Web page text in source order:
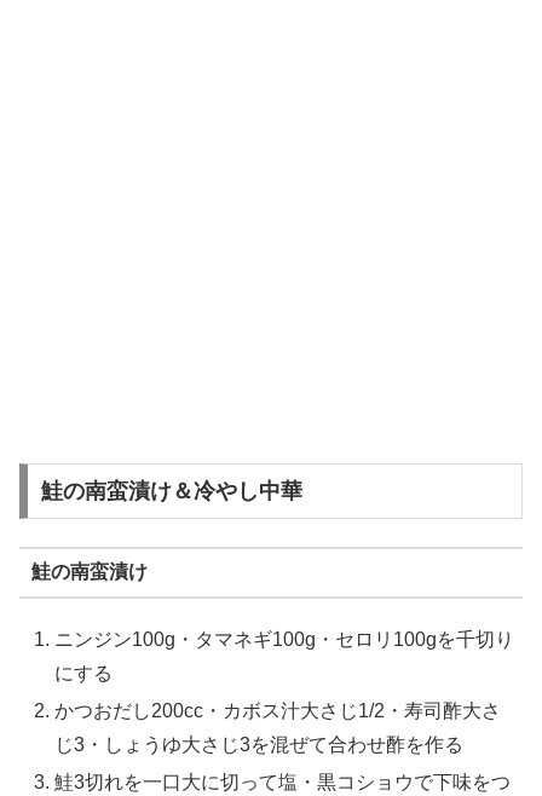
鮭の南蛮漬け＆冷やし中華
鮭の南蛮漬け
ニンジン100g・タマネギ100g・セロリ100gを千切り
にする
かつおだし200cc・カボス汁大さじ1/2・寿司酢大さ
じ3・しょうゆ大さじ3を混ぜて合わせ酢を作る
鮭3切れを一口大に切って塩・黒コショウで下味をつ